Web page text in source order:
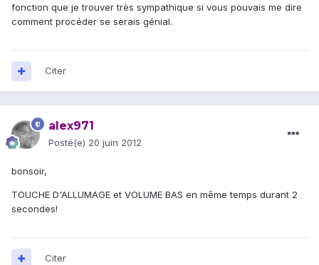
fonction que je trouver très sympathique si vous pouvais me dire
comment procéder se serais génial.
Citer
alex971
Posté(e) 20 juin 2012
bonsoir,
TOUCHE D'ALLUMAGE et VOLUME BAS en même temps durant 2
secondes!
Citer